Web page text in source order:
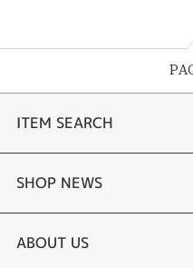
ITEM SEARCH
婚約指輪
結婚指輪
SHOP NEWS
選ばれる理由まとめ
ABOUT US